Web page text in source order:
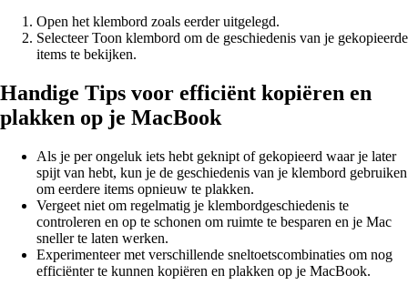
Open het klembord zoals eerder uitgelegd.
Selecteer Toon klembord om de geschiedenis van je gekopieerde
items te bekijken.
Handige Tips voor efficiënt kopiëren en
plakken op je MacBook
Als je per ongeluk iets hebt geknipt of gekopieerd waar je later
spijt van hebt, kun je de geschiedenis van je klembord gebruiken
om eerdere items opnieuw te plakken.
Vergeet niet om regelmatig je klembordgeschiedenis te
controleren en op te schonen om ruimte te besparen en je Mac
sneller te laten werken.
Experimenteer met verschillende sneltoetscombinaties om nog
efficiënter te kunnen kopiëren en plakken op je MacBook.